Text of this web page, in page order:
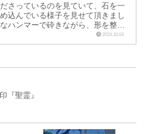
さっているのを見ていて、石を一
込んでいる様子を見せて頂きまし
ハンマーで砕きながら、形を整え
力と技術を持って、炎天下の中
2024.10.04
『聖霊』